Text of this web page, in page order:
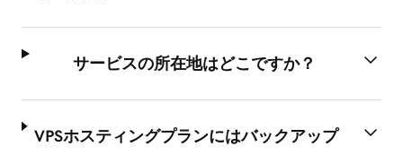
サービスの所在地はどこですか？
VPSホスティングプランにはバックアップ